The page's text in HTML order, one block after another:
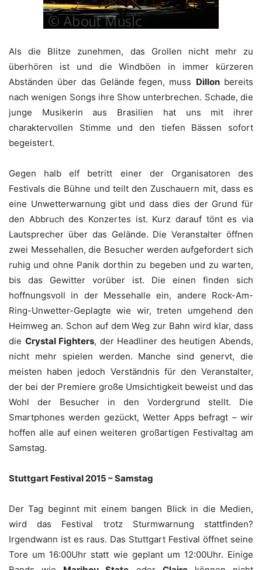
Als die Blitze zunehmen, das Grollen nicht mehr zu
überhören ist und die Windböen in immer kürzeren
Abständen über das Gelände fegen, muss Dillonbereits
nach wenigen Songs ihre Show unterbrechen. Schade, die
junge Musikerin aus Brasilien hat uns mit ihrer
charaktervollen Stimme und den tiefen Bässen sofort
begeistert.
Gegen halb elf betritt einer der Organisatoren des
Festivals die Bühne und teilt den Zuschauern mit, dass es
eine Unwetterwarnung gibt und dass dies der Grund für
den Abbruch des Konzertes ist. Kurz darauf tönt es via
Lautsprecher über das Gelände. Die Veranstalter öffnen
zwei Messehallen, die Besucher werden aufgefordert sich
ruhig und ohne Panik dorthin zu begeben und zu warten,
bis das Gewitter vorüber ist. Die einen finden sich
hoffnungsvoll in der Messehalle ein, andere Rock-Am-
Ring-Unwetter-Geplagte wie wir, treten umgehend den
Heimweg an. Schon auf dem Weg zur Bahn wird klar, dass
die Crystal Fighters, der Headliner des heutigen Abends,
nicht mehr spielen werden. Manche sind genervt, die
meisten haben jedoch Verständnis für den Veranstalter,
der bei der Premiere große Umsichtigkeit beweist und das
Wohl der Besucher in den Vordergrund stellt. Die
Smartphones werden gezückt, Wetter Apps befragt – wir
hoffen alle auf einen weiteren großartigen Festivaltag am
Samstag.
Stuttgart Festival 2015 – Samstag
Der Tag beginnt mit einem bangen Blick in die Medien,
wird das Festival trotz Sturmwarnung stattfinden?
Irgendwann ist es raus. Das Stuttgart Festival öffnet seine
Tore um 16:00Uhr statt wie geplant um 12:00Uhr. Einige